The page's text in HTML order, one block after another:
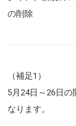
の削除
（補足1）
5月24日～26日
なります。